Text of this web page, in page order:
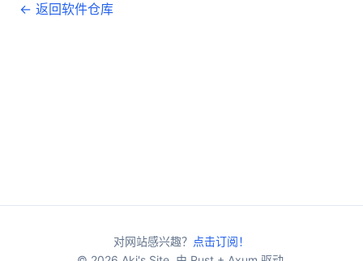
← 返回软件仓库
对网站感兴趣？ 点击订阅！